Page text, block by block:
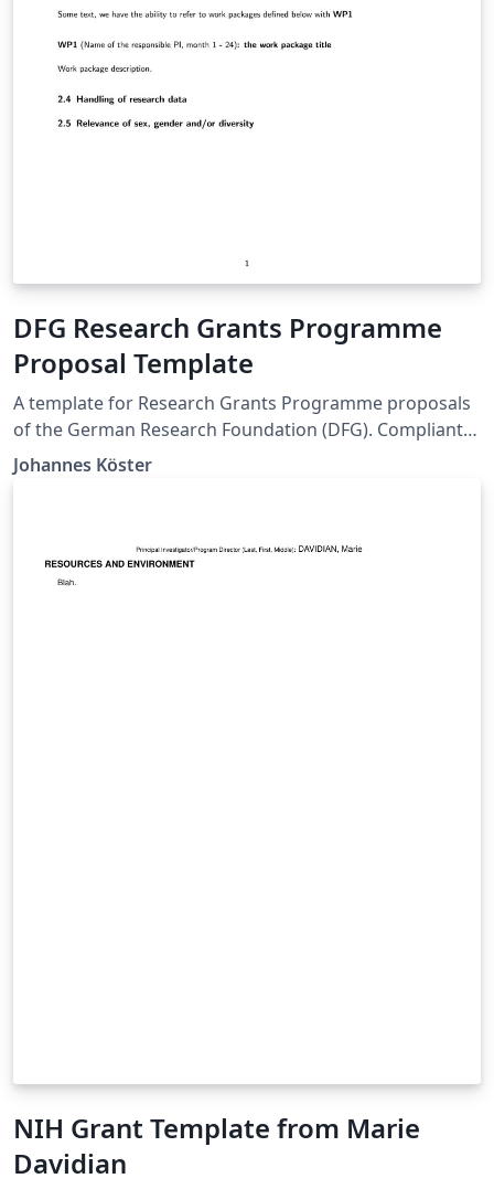
DFG Research Grants Programme
Proposal Template
A template for Research Grants Programme proposals
of the German Research Foundation (DFG). Compliant
with DFG form 54.01 – 09/22.
Johannes Köster
NIH Grant Template from Marie
Davidian